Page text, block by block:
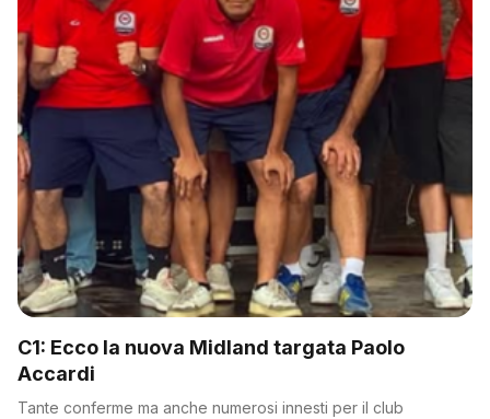
C1: Ecco la nuova Midland targata Paolo
Accardi
Tante conferme ma anche numerosi innesti per il club